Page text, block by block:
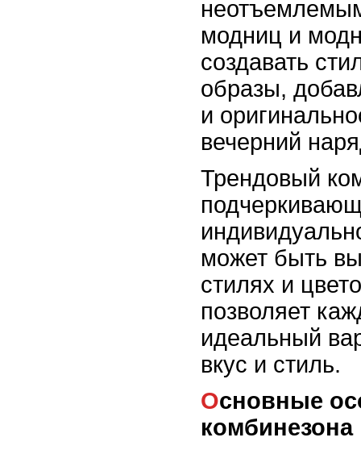
модниц и
создавать
образы,
и
вечерний
Трендовый
может быть
стилях и
позволяет
идеальный
вкус и стиль.
Основные особенности трендового
комбинезона